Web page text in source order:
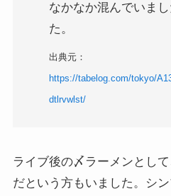
なかなか混んでいま
た。
出典元：
https://tabelog.com/tokyo/
dtlrvwlst/
ライブ後の〆ラーメンとし
だという方もいました。シ